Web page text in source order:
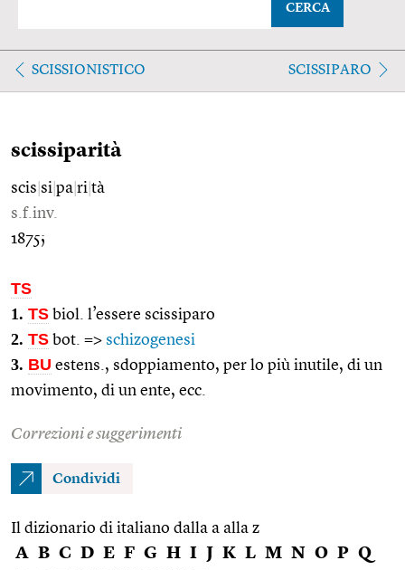
CERCA
SCISSIONISTICO SCISSIPARO
scissiparità
scis si pa ri tà
s.f.inv.
1875;
TS
1. TS biol. l’essere scissiparo
2. TS bot. => schizogenesi
3. BU estens., sdoppiamento, per lo più inutile, di un
movimento, di un ente, ecc.
Correzioni e suggerimenti
Condividi
Il dizionario di italiano dalla a alla z
A B C D E F G H I J K L M N O P Q